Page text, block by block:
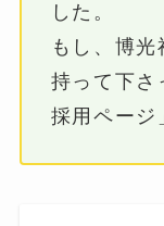
した。
もし、博
持って下さ
採用ページ